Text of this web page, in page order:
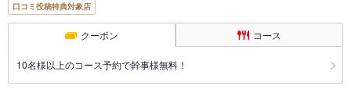
口コミ投稿特典対象店
クーポン コース
10名様以上のコース予約で幹事様無料！